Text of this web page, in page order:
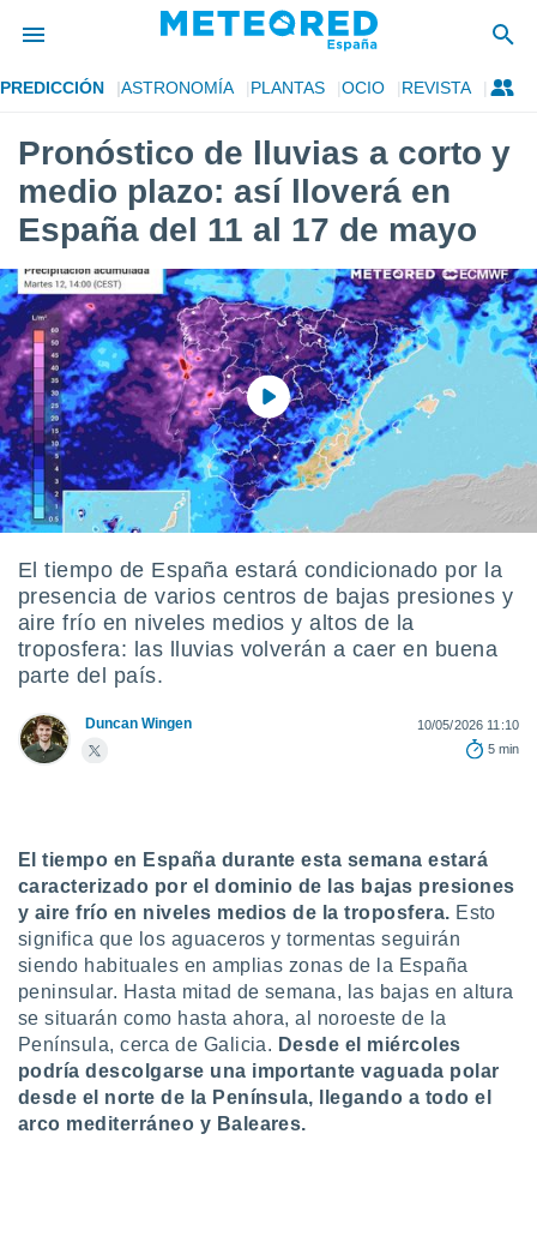
de
por
para
la
calidad.
a este
las
y
forma
digital
basada
permite
seguir
contenido
botón
ya sean
nuestros
y análisis
en
así como
perfil
y
en
ACEPTAR
CONTINUAR
PREDICCIÓN ASTRONOMÍA PLANTAS OCIO REVISTA
Pronóstico de lluvias a corto y
medio plazo: así lloverá en
España del 11 al 17 de mayo
El tiempo de España estará condicionado por la
presencia de varios centros de bajas presiones y
aire frío en niveles medios y altos de la
troposfera: las lluvias volverán a caer en buena
parte del país.
Duncan Wingen
10/05/2026 11:10
5 min
El tiempo en España durante esta semana estará
caracterizado por el dominio de las bajas presiones
y aire frío en niveles medios de la troposfera. Esto
significa que los aguaceros y tormentas seguirán
siendo habituales en amplias zonas de la España
peninsular. Hasta mitad de semana, las bajas en altura
se situarán como hasta ahora, al noroeste de la
Península, cerca de Galicia. Desde el miércoles
podría descolgarse una importante vaguada polar
desde el norte de la Península, llegando a todo el
arco mediterráneo y Baleares.